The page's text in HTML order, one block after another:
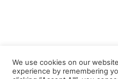
We use cookies on our
experience by remembering